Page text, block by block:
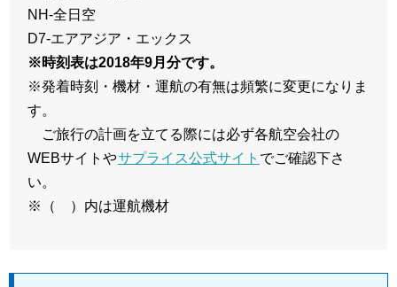
NH-全日空
D7-エアアジア・エックス
※時刻表は2018年9月分です。
※発着時刻・機材・運航の有無は頻繁に変更になりま
す。
ご旅行の計画を立てる際には必ず各航空会社の
WEBサイトやサプライス公式サイト でご確認下さ
い。
※（ ）内は運航機材